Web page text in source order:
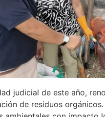
judicial de este año,
de residuos